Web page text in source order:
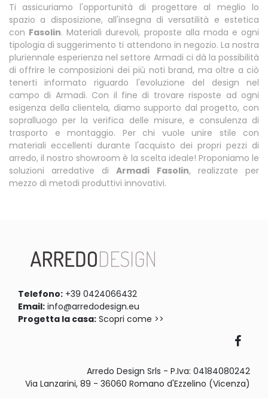
Ti assicuriamo l'opportunità di progettare al meglio lo
spazio a disposizione, all'insegna di versatilità e estetica
con Fasolin. Materiali durevoli, proposte alla moda e ogni
tipologia di suggerimento ti attendono in negozio. La nostra
pluriennale esperienza nel settore Armadi ci dà la possibilità
di offrire le composizioni dei più noti brand, ma oltre a ciò
tenerti informato riguardo l'evoluzione del design nel
campo di Armadi. Con il fine di trovare risposte ad ogni
esigenza della clientela, diamo supporto dal progetto, con
sopralluogo per la verifica delle misure, e consulenza di
trasporto e montaggio. Per chi vuole unire stile con
materiali eccellenti durante l'acquisto dei propri pezzi di
arredo, il nostro showroom è la scelta ideale! Proponiamo le
soluzioni arredative di Armadi Fasolin, realizzate per
mezzo di metodi produttivi innovativi.
Telefono: +39 0424066432
Email: info@arredodesign.eu
Progetta la casa: Scopri come >>
Arredo Design Srls - P.Iva: 04184080242
Via Lanzarini, 89 - 36060 Romano d'Ezzelino (Vicenza)